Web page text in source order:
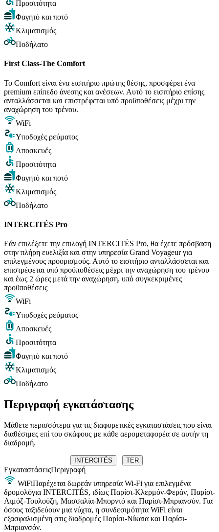
Προσιτότητα
Φαγητό και ποτό
Κλιματισμός
Ποδήλατο
First Class-The Comfort
Το Comfort είναι ένα εισιτήριο πρώτης θέσης, προσφέρει ένα
premium επίπεδο άνεσης και ανέσεων. Αυτό το εισιτήριο επίσης
ανταλλάσσεται και επιστρέφεται υπό προϋποθέσεις μέχρι την
αναχώρηση του τρένου.
WiFi
Υποδοχές ρεύματος
Αποσκευές
Προσιτότητα
Φαγητό και ποτό
Κλιματισμός
Ποδήλατο
INTERCITÉS Pro
Εάν επιλέξετε την επιλογή INTERCITÉS Pro, θα έχετε πρόσβαση
στην πλήρη ευελιξία και στην υπηρεσία Grand Voyageur για
επιλεγμένους προορισμούς. Αυτό το εισιτήριο ανταλλάσσεται και
επιστρέφεται υπό προϋποθέσεις μέχρι την αναχώρηση του τρένου
και έως 2 ώρες μετά την αναχώρηση, υπό συγκεκριμένες
προϋποθέσεις
WiFi
Υποδοχές ρεύματος
Αποσκευές
Προσιτότητα
Φαγητό και ποτό
Κλιματισμός
Ποδήλατο
Περιγραφή εγκατάστασης
Μάθετε περισσότερα για τις διαφορετικές εγκαταστάσεις που είναι
διαθέσιμες επί του σκάφους με κάθε αερομεταφορέα σε αυτήν τη
διαδρομή.
INTERCITÉS TER
ΕγκαταστάσειςΠεριγραφή
WiFiΠαρέχεται δωρεάν υπηρεσία Wi-Fi για επιλεγμένα
δρομολόγια INTERCITÉS, ιδίως Παρίσι-Κλερμόν-Φεράν, Παρίσι-
Λιμόζ-Τουλούζη, Μασσαλία-Μπορντό και Παρίσι-Μπριανσόν. Για
όσους ταξιδεύουν μια νύχτα, η συνδεσιμότητα WiFi είναι
εξασφαλισμένη στις διαδρομές Παρίσι-Νίκαια και Παρίσι-
Μπριανσόν.